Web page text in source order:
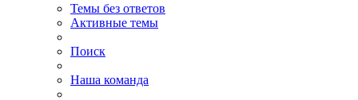
Темы без ответов
Активные темы
Поиск
Наша команда